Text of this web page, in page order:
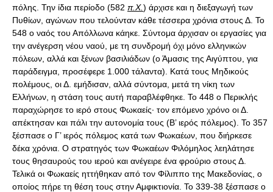
πόλης. Την ίδια περίοδο (582 π.Χ.) άρχισε και η διεξαγωγή των
Πυθίων, αγώνων που τελούνταν κάθε τέσσερα χρόνια στους Δ. Το
548 ο ναός του Απόλλωνα κάηκε. Σύντομα άρχισαν οι εργασίες για
την ανέγερση νέου ναού, με τη συνδρομή όχι μόνο ελληνικών
πόλεων, αλλά και ξένων βασιλιάδων (ο Άμασις της Αιγύπτου, για
παράδειγμα, προσέφερε 1.000 τάλαντα). Κατά τους Μηδικούς
πολέμους, οι Δ. εμήδισαν, αλλά σύντομα, μετά τη νίκη των
Ελλήνων, η στάση τους αυτή παραβλέφθηκε. Το 448 ο Περικλής
παραχώρησε το ιερό στους Φωκαείς· τον επόμενο χρόνο οι Δ.
απέκτησαν και πάλι την αυτονομία τους (Β’ ιερός πόλεμος). Το 357
ξέσπασε ο Γ’ ιερός πόλεμος κατά των Φωκαέων, που διήρκεσε
δέκα χρόνια. Ο στρατηγός των Φωκαέων Φιλόμηλος λεηλάτησε
τους θησαυρούς του ιερού και ανέγειρε ένα φρούριο στους Δ.
Τελικά οι Φωκαείς ηττήθηκαν από τον Φίλιππο της Μακεδονίας, ο
οποίος πήρε τη θέση τους στην Αμφικτιονία. Το 339-38 ξέσπασε ο